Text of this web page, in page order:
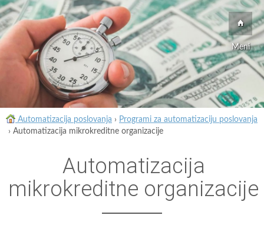
Meni
Automatizacija poslovanja › Programi za automatizaciju poslovanja
› Automatizacija mikrokreditne organizacije
Automatizacija
mikrokreditne organizacije